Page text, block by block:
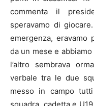
commenta il
speravamo di
emergenza, eravamo
da un mese e
l’altro sembrava
verbale tra le due
messo in campo
squadra, cadetta e